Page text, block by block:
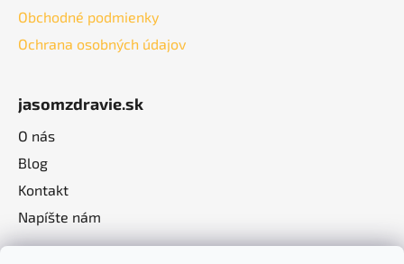
Obchodné podmienky
Ochrana osobných údajov
jasomzdravie.sk
O nás
Blog
Kontakt
Napíšte nám